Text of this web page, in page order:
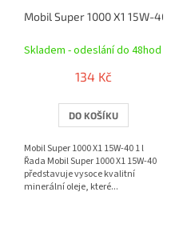
Mobil Super 1000 X1 15W-40 1 l
Skladem - odeslání do 48hod
134 Kč
DO KOŠÍKU
Mobil Super 1000 X1 15W-40 1 l
Řada Mobil Super 1000 X1 15W-40
představuje vysoce kvalitní
minerální oleje, které...